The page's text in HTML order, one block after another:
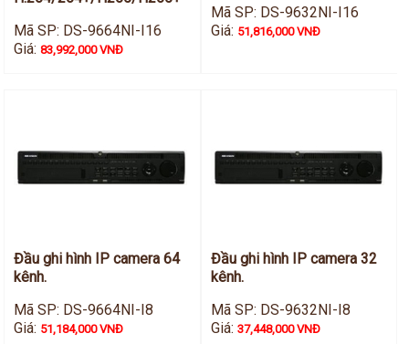
Mã SP: DS-9664NI-I16
Giá:83,992,000 VNĐ
Mã SP: DS-9632NI-I16
Giá: 51,816,000 VNĐ
Đầu ghi hình IP camera 64
kênh.
Mã SP: DS-9664NI-I8
Giá: 51,184,000 VNĐ
Đầu ghi hình IP camera 32
kênh.
Mã SP: DS-9632NI-I8
Giá: 37,448,000 VNĐ